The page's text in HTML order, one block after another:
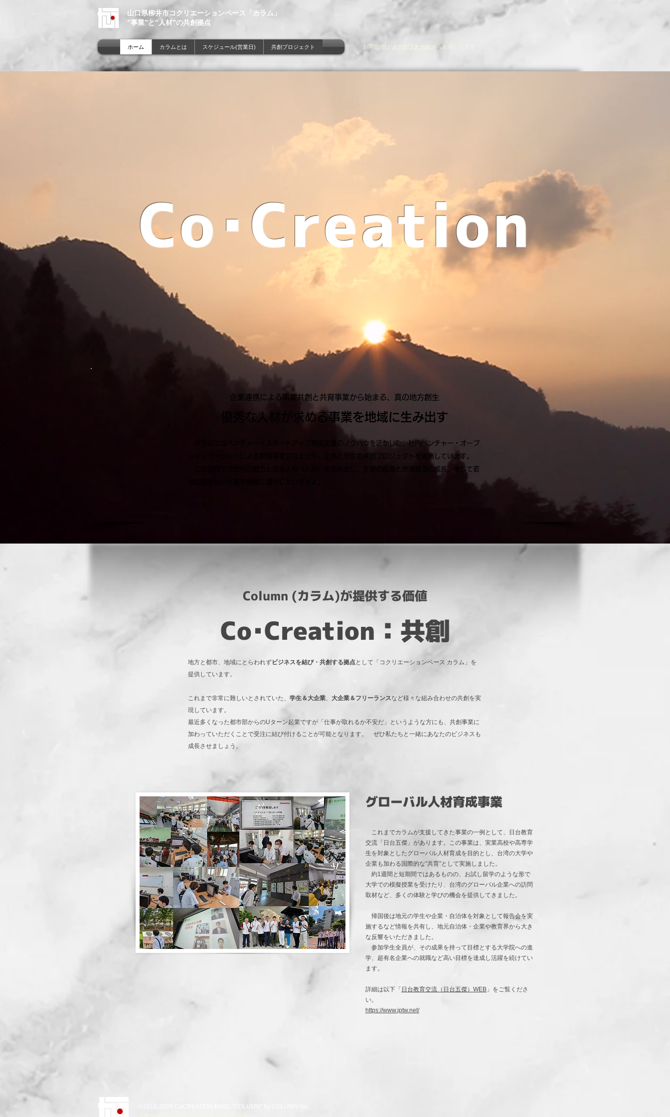
山口県柳井市コクリエーションベース「カラム」
”事業”と”人材”の共創拠点
ホーム カラムとは スケジュール(営業日) 共創プロジェクト お問合せは からお願いします
Co･Creation
企業連携による事業共創と共育事業から始まる、真の地方創生
優秀な人材が求める事業を地域に生み出す
カラムではベンチャー・スタートアップ育成支援のノウハウを活かした、社内ベンチャー・オープ
ンイノベーションによる新規事業立ち上げや、企業と学生の共創プロジェクトを実施しています。
この過程で次世代の戦力となる人材（人財）を生み出し、企業の成長と地域経済の成長、そして若
Column (カラム)が提供する価値
Co･Creation：共創
地方と都市、地域にとらわれずビジネスを結び・共創する拠点として「コクリエーションベース カラム」を
提供しています。
これまで非常に難しいとされていた、 学生＆大企業、 大企業＆フリーランスなど様々な組み合わせの共創を実
現しています。
最近多くなった都市部からのUターン起業ですが「仕事が取れるか不安だ」というような方にも、共創事業に
加わっていただくことで受注に結び付けることが可能となります。 ぜひ私たちと一緒にあなたのビジネスも
成長させましょう。
グローバル人材育成事業
これまでカラムが支援してきた事業の一例として、日台教育
交流「日台五傑」があります。この事業は、実業高校や高専学
生を対象としたグローバル人材育成を目的とし、台湾の大学や
企業も加わる国際的な”共育”として実施しました。
約1週間と短期間ではあるものの、お試し留学のような形で
大学での模擬授業を受けたり、台湾のグローバル企業への訪問
取材など、多くの体験と学びの機会を提供してきました。
帰国後は地元の学生や企業・自治体を対象として報告会を実
施するなど情報を共有し、地元自治体・企業や教育界から大き
な反響をいただきました。
​ 参加学生全員が、その成果を持って目標とする大学院への進
学、超有名企業への就職など高い目標を達成し活躍を続けてい
ます。
​詳細は以下「 日台教育交流（日台五傑）WEB 」をご覧くださ
い。
https://www.jptw.net/
©2015-2026 CoCREATION BASE "COLUMN" by COLUMN Inc.